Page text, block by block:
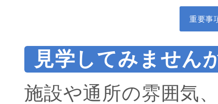
重要事
見学してみません
施設や通所の雰囲気